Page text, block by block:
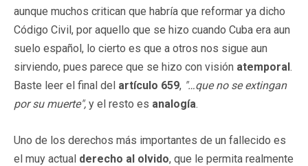
aunque muchos critican que habría que reformar ya dicho
Código Civil, por aquello que se hizo cuando Cuba era aun
suelo español, lo cierto es que a otros nos sigue aun
sirviendo, pues parece que se hizo con visión atemporal.
Baste leer el final del artículo 659, "…que no se extingan
por su muerte", y el resto es analogía.
Uno de los derechos más importantes de un fallecido es
el muy actual derecho al olvido, que le permita realmente